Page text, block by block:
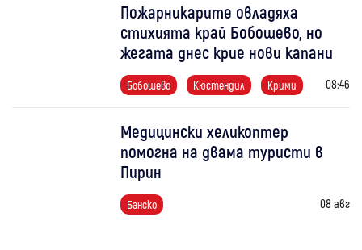
Пожарникарите овладяха
стихията край Бобошево, но
жегата днес крие нови капани
Бобошево Кюстендил Крими 08:46
Медицински хеликоптер
помогна на двама туристи в
Пирин
Банско 08 авг